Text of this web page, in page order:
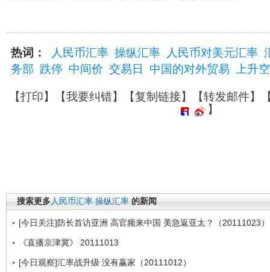
热词： 人民币汇率 操纵汇率 人民币对美元汇率
务部 跌停 中间价 交易日 中国的对外贸易 上升
【打印】【我要纠错】【复制链接】【转发邮件】
】
搜索更多人民币汇率 操纵汇率 的新闻
[今日关注]防长首访亚洲 高官频来中国 美急返亚太？（20111023）
《直播京津冀》 20111013
[今日观察]汇率战升级 没有赢家（20111012）